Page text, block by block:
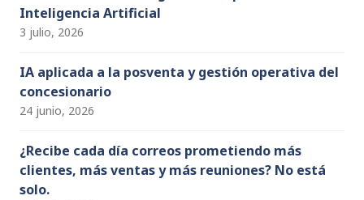
Inteligencia Artificial
3 julio, 2026
IA aplicada a la posventa y gestión operativa del
concesionario
24 junio, 2026
¿Recibe cada día correos prometiendo más
clientes, más ventas y más reuniones? No está
solo.